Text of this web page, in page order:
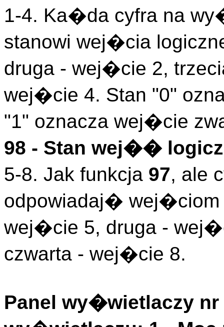
1-4. Ka�da cyfra na
stanowi wej�cia
druga - wej�cie 2,
wej�cie 4. Stan "0"
"1" oznacza wej�cie
98 - Stan wej��
5-8. Jak funkcja 97, ale
odpowiadaj� wej�ciom
wej�cie 5, druga -
czwarta - wej�cie 8.
Panel wy�wietlaczy nr